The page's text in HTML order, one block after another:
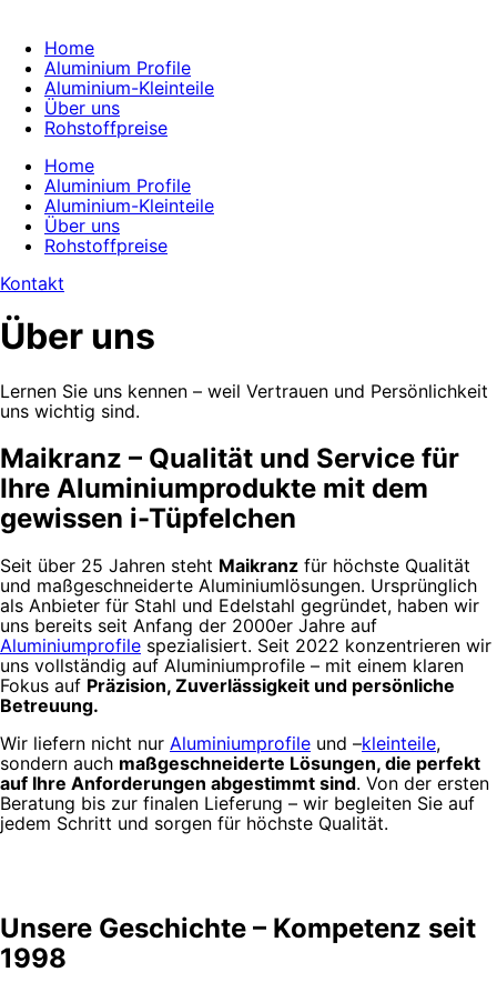
Home
Aluminium Profile
Aluminium-Kleinteile
Über uns
Rohstoffpreise
Home
Aluminium Profile
Aluminium-Kleinteile
Über uns
Rohstoffpreise
Kontakt
Über uns
Lernen Sie uns kennen – weil Vertrauen und Persönlichkeit
uns wichtig sind.
Maikranz – Qualität und Service für
Ihre Aluminiumprodukte mit dem
gewissen i-Tüpfelchen
Seit über 25 Jahren steht Maikranz für höchste Qualität
und maßgeschneiderte Aluminiumlösungen. Ursprünglich
als Anbieter für Stahl und Edelstahl gegründet, haben wir
uns bereits seit Anfang der 2000er Jahre auf
Aluminiumprofile spezialisiert. Seit 2022 konzentrieren wir
uns vollständig auf Aluminiumprofile – mit einem klaren
Fokus auf Präzision, Zuverlässigkeit und persönliche
Betreuung.
Wir liefern nicht nur Aluminiumprofile und –kleinteile,
sondern auch maßgeschneiderte Lösungen, die perfekt
auf Ihre Anforderungen abgestimmt sind. Von der ersten
Beratung bis zur finalen Lieferung – wir begleiten Sie auf
jedem Schritt und sorgen für höchste Qualität.
Unsere Geschichte – Kompetenz seit
1998